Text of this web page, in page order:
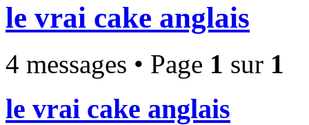
le vrai cake anglais
4 messages • Page 1 sur 1
le vrai cake anglais